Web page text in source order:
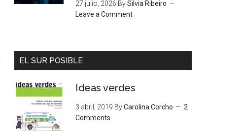
27 julio, 2026 BySilvia Ribeiro
Leave a Comment
EL SUR POSIBLE
Ideas verdes
3 abril, 2019 ByCarolina Corcho
2
Comments